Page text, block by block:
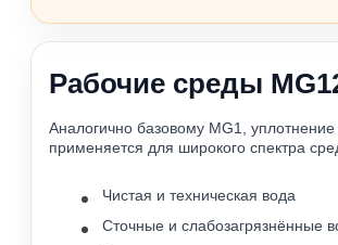
Рабочие среды
Аналогично базовому MG1,
применяется для широкого спектра
Чистая и техническая вода
Сточные и слабозагрязнённые